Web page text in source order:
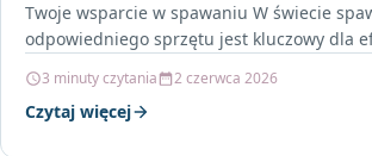
Twoje wsparcie w spawaniu W świecie
odpowiedniego sprzętu jest kluczowy dla
3 minuty czytania 2 czerwca 2026
Czytaj więcej